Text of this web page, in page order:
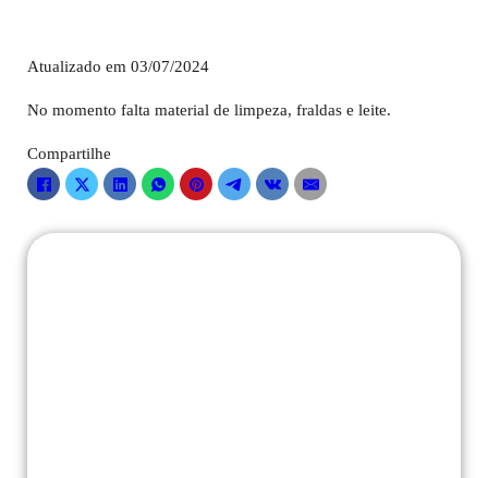
Atualizado em 03/07/2024
No momento falta material de limpeza, fraldas e leite.
Compartilhe